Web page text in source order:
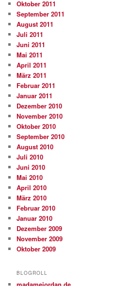
Oktober 2011
September 2011
August 2011
Juli 2011
Juni 2011
Mai 2011
April 2011
März 2011
Februar 2011
Januar 2011
Dezember 2010
November 2010
Oktober 2010
September 2010
August 2010
Juli 2010
Juni 2010
Mai 2010
April 2010
März 2010
Februar 2010
Januar 2010
Dezember 2009
November 2009
Oktober 2009
BLOGROLL